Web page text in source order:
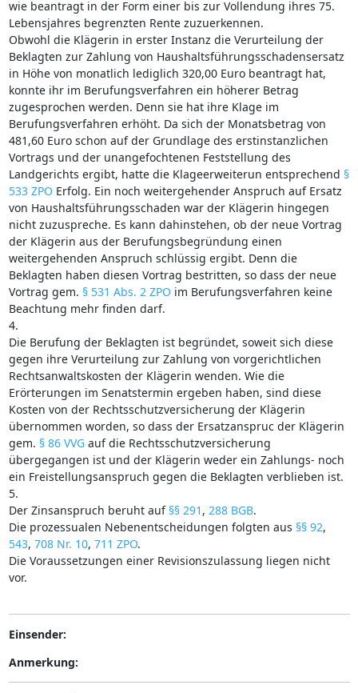
wie beantragt in der Form einer bis zur Vollendung ihres 75.
Lebensjahres begrenzten Rente zuzuerkennen.
Obwohl die Klägerin in erster Instanz die Verurteilung der
Beklagten zur Zahlung von Haushaltsführungsschadensersatz
in Höhe von monatlich lediglich 320,00 Euro beantragt hat,
konnte ihr im Berufungsverfahren ein höherer Betrag
zugesprochen werden. Denn sie hat ihre Klage im
Berufungsverfahren erhöht. Da sich der Monatsbetrag von
481,60 Euro schon auf der Grundlage des erstinstanzlichen
Vortrags und der unangefochtenen Feststellung des
Landgerichts ergibt, hatte die Klageerweiterun entsprechend §
533 ZPO Erfolg. Ein noch weitergehender Anspruch auf Ersatz
von Haushaltsführungsschaden war der Klägerin hingegen
nicht zuzuspreche. Es kann dahinstehen, ob der neue Vortrag
der Klägerin aus der Berufungsbegründung einen
weitergehenden Anspruch schlüssig ergibt. Denn die
Beklagten haben diesen Vortrag bestritten, so dass der neue
Vortrag gem. § 531 Abs. 2 ZPO im Berufungsverfahren keine
Beachtung mehr finden darf.
4.
Die Berufung der Beklagten ist begründet, soweit sich diese
gegen ihre Verurteilung zur Zahlung von vorgerichtlichen
Rechtsanwaltskosten der Klägerin wenden. Wie die
Erörterungen im Senatstermin ergeben haben, sind diese
Kosten von der Rechtsschutzversicherung der Klägerin
übernommen worden, so dass der Ersatzanspruc der Klägerin
gem. § 86 VVGauf die Rechtsschutzversicherung
übergegangen ist und der Klägerin weder ein Zahlungs- noch
ein Freistellungsanspruch gegen die Beklagten verblieben ist.
5.
Der Zinsanspruch beruht auf §§ 291 , 288 BGB.
Die prozessualen Nebenentscheidungen folgten aus §§ 92,
543, 708 Nr. 10, 711 ZPO.
Die Voraussetzungen einer Revisionszulassung liegen nicht
vor.
Einsender:
Anmerkung: